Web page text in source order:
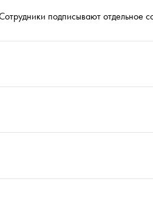
подписывают отдельное